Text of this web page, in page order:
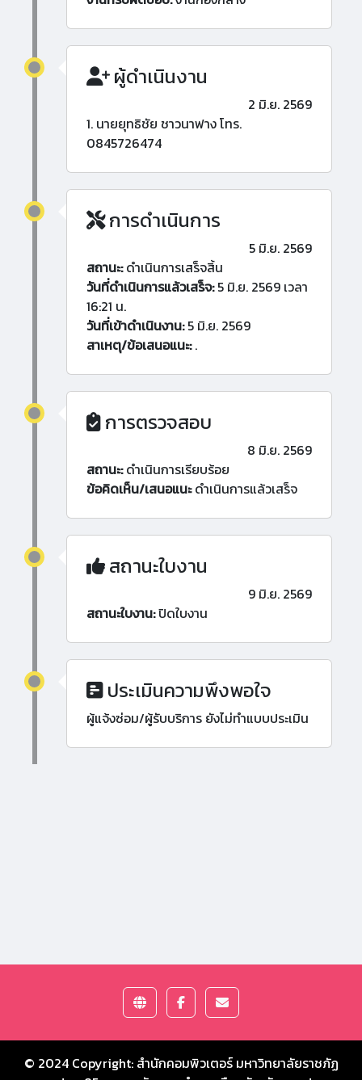
ผู้ดำเนินงาน
2 มิ.ย. 2569
1. นายยุทธิชัย ชาวนาฟาง โทร.
0845726474
การดำเนินการ
5 มิ.ย. 2569
สถานะ:ดำเนินการเสร็จสิ้น
วันที่ดำเนินการแล้วเสร็จ:5 มิ.ย. 2569 เวลา
16:21 น.
วันที่เข้าดำเนินงาน:5 มิ.ย. 2569
สาเหตุ/ข้อเสนอแนะ:.
การตรวจสอบ
8 มิ.ย. 2569
สถานะ:ดำเนินการเรียบร้อย
ข้อคิดเห็น/เสนอแนะดำเนินการแล้วเสร็จ
สถานะใบงาน
9 มิ.ย. 2569
สถานะใบงาน:ปิดใบงาน
ประเมินความพึงพอใจ
ผู้แจ้งซ่อม/ผู้รับบริการ ยังไม่ทำแบบประเมิน
© 2024 Copyright: สำนักคอมพิวเตอร์ มหาวิทยาลัยราชภัฏ